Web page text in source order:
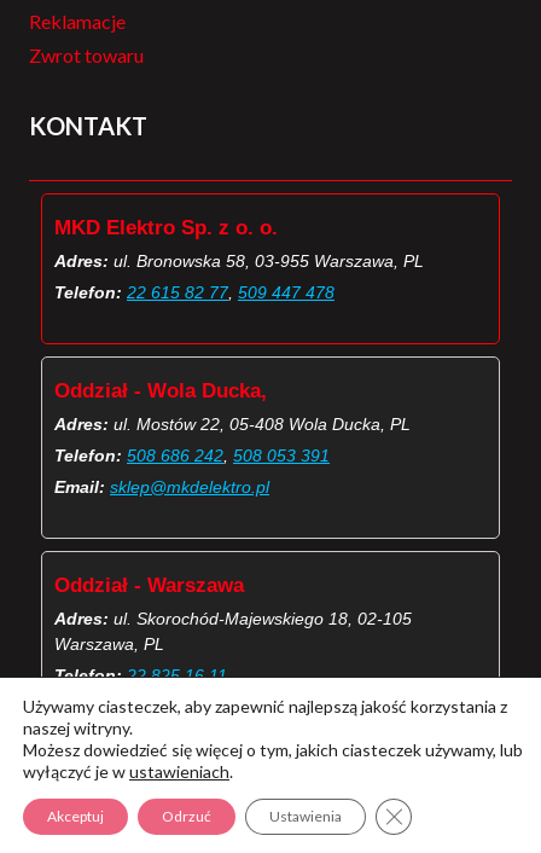
Reklamacje
Zwrot towaru
KONTAKT
MKD Elektro Sp. z o. o.
Adres: ul. Bronowska 58, 03-955 Warszawa, PL
Telefon: 22 615 82 77, 509 447 478
Oddział - Wola Ducka,
Adres: ul. Mostów 22, 05-408 Wola Ducka, PL
Telefon: 508 686 242, 508 053 391
Email: sklep@mkdelektro.pl
Oddział - Warszawa
Adres: ul. Skorochód-Majewskiego 18, 02-105
Warszawa, PL
Telefon: 22 825 16 11
Email: skorochod@mkdelektro.pl
(Więcej o kontaktach MKD Elektro)
Używamy ciasteczek, aby zapewnić najlepszą jakość korzystania z
naszej witryny.
Możesz dowiedzieć się więcej o tym, jakich ciasteczek używamy, lub
wyłączyć je wustawieniach.
Akceptuj Odrzuć Ustawienia Zamknij panel